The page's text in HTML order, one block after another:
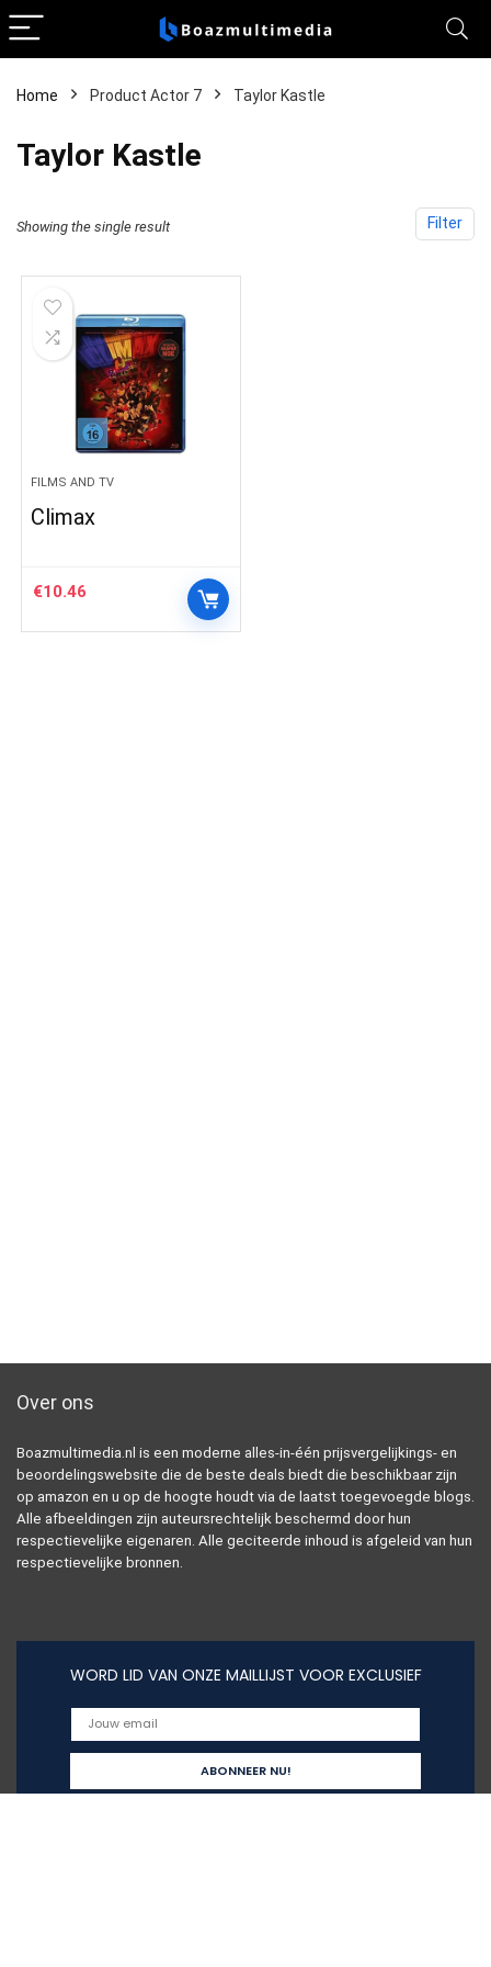
Home Product Actor 7 Taylor Kastle
Taylor Kastle
Filter
Showing the single result
FILMS AND TV
Climax
€10.46
Over ons
Boazmultimedia.nl is een moderne alles-in-één prijsvergelijkings- en
beoordelingswebsite die de beste deals biedt die beschikbaar zijn
op amazon en u op de hoogte houdt via de laatst toegevoegde blogs.
Alle afbeeldingen zijn auteursrechtelijk beschermd door hun
respectievelijke eigenaren. Alle geciteerde inhoud is afgeleid van hun
respectievelijke bronnen.
WORD LID VAN ONZE MAILLIJST VOOR EXCLUSIEF